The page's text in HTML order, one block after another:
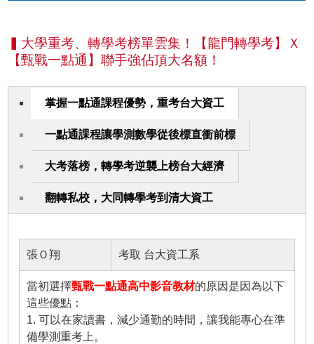
▍大學重考、轉學考榜單雲集！【龍門轉學考】Ｘ
【甄戰一點通】聯手強佔頂大名額！
掌握一點通課程優勢，重考台大資工
一點通課程讓學測數學從後標直衝前標
大考落榜，轉學考逆襲上榜台大經濟
翻轉私校，大同轉學考到清大資工
張Ｏ翔 考取 台大資工系
當初選擇甄戰一點通高中影音教材的原因是因為以下
這些優點：
1. 可以在家讀書，減少通勤的時間，讓我能專心在準
備學測重考上。